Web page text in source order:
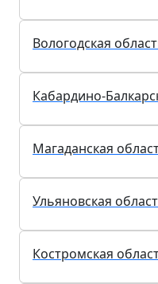
Вологодская
Кабардино-
Магаданская
Ульяновская
Костромская